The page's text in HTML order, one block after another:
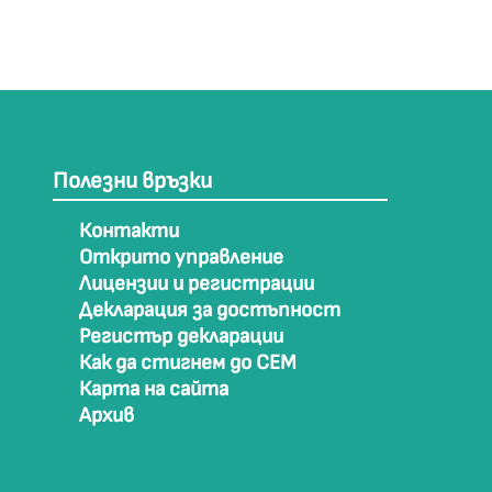
Полезни връзки
Контакти
Открито управление
Лицензии и регистрации
Декларация за достъпност
Регистър декларации
Как да стигнем до СЕМ
Карта на сайта
Архив